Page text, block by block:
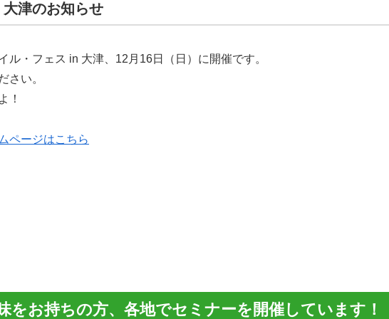
津のお知らせ
・フェス in 大津、12月16日（日）に開催です。
さい。
！
ページはこちら
をお持ちの方、各地でセミナーを開催しています！